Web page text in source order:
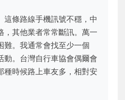
這條路線手機訊號不穩，中
，其他業者常常斷訊。萬一
難。我通常會找至少一個
動。台灣自行車協會偶爾會
種時候路上車友多，相對安